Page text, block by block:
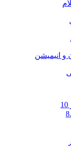
و انیمیشن